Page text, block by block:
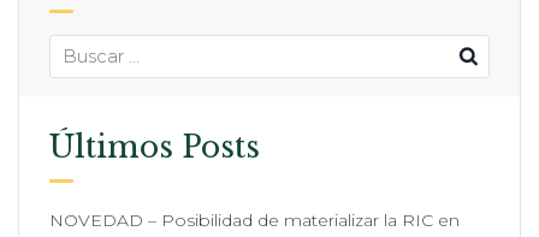
Últimos Posts
NOVEDAD – Posibilidad de materializar la RIC en